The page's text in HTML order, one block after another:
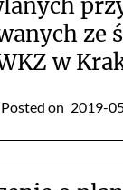
ze
w
Posted on 2019-